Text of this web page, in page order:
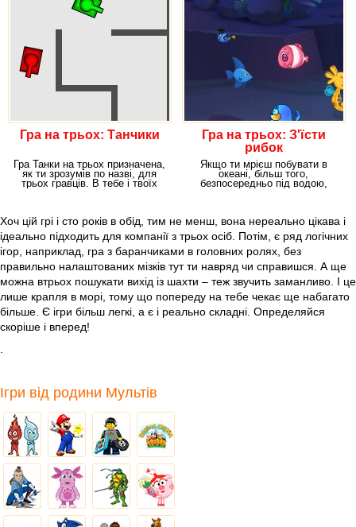
Гра на трьох: Танчики
Гра Танки на трьох призначена,
як ти зрозумів по назві, для
трьох гравців. В тебе і твоїх
Гра на трьох: З'їсти
рибок
Якщо ти мрієш побувати в
океані, більш того,
безпосередньо під водою,
Хоч цій грі і сто років в обід, тим не менш, вона нереально цікава і
ідеально підходить для компанії з трьох осіб. Потім, є ряд логічних
ігор, наприклад, гра з баранчиками в головних ролях, без
правильно налаштованих мізків тут ти навряд чи справишся. А ще
можна втрьох пошукати вихід із шахти – теж звучить заманливо. І це
лише крапля в морі, тому що попереду на тебе чекає ще набагато
більше. Є ігри більш легкі, а є і реально складні. Определяйся
скоріше і вперед!
Ігри від родини Мультів